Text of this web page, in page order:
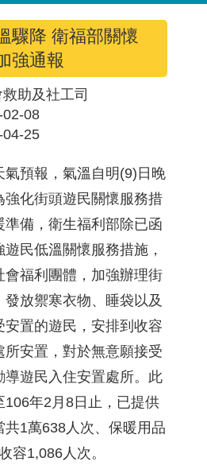
驟降 衛福部關懷
強通報
助及社工司
02-08
04-25
氣預報，氣溫自明(9)日晚
強化街頭遊民關懷服務措
備，衛生福利部除已函
民低溫關懷服務措施，
會福利團體，加強辦理街
放禦寒衣物、睡袋以及
置的遊民，安排到收容
安置，對於無意願接受
導遊民入住安置處所。此
106年2月8日止，已提供
1萬638人次、保暖用品
容1,086人次。